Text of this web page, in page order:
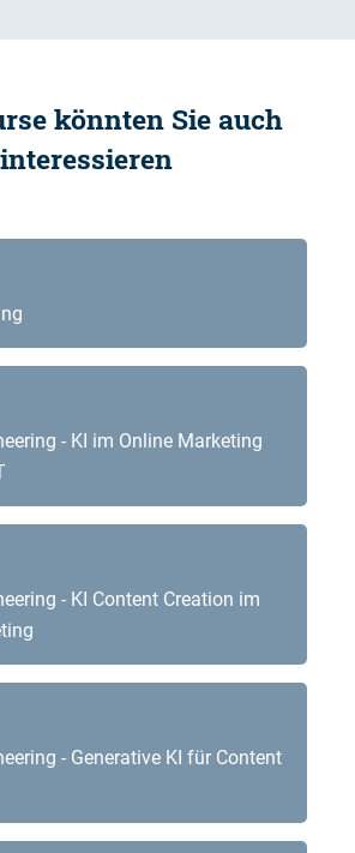
könnten Sie auch
interessieren
- KI im Online Marketing
- KI Content Creation im
- Generative KI für Content